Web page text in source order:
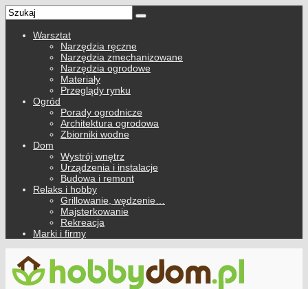
Warsztat
Narzędzia ręczne
Narzędzia zmechanizowane
Narzędzia ogrodowe
Materiały
Przeglądy rynku
Ogród
Porady ogrodnicze
Architektura ogrodowa
Zbiorniki wodne
Dom
Wystrój wnętrz
Urządzenia i instalacje
Budowa i remont
Relaks i hobby
Grillowanie, wędzenie…
Majsterkowanie
Rekreacja
Marki i firmy